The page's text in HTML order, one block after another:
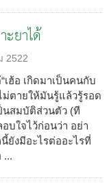
ยาได้
2522
ฮ้อ เกิดมาเป็นคนกับ
ม่ตายให้มันรู้แล้วรู้รอด
นสมบัติส่วนตัว (ที
บใจไว้ก่อนว่า อย่า
ยังมีอะไรต่ออะไรที่
...